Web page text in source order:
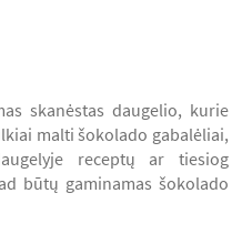
skanėstas daugelio, kurie
malti šokolado gabalėliai,
receptų ar tiesiog
būtų gaminamas šokolado